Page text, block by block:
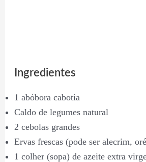
Ingredientes
1 abóbora cabotia
Caldo de legumes natural
2 cebolas grandes
Ervas frescas (pode ser alecrim,
1 colher (sopa) de azeite extra